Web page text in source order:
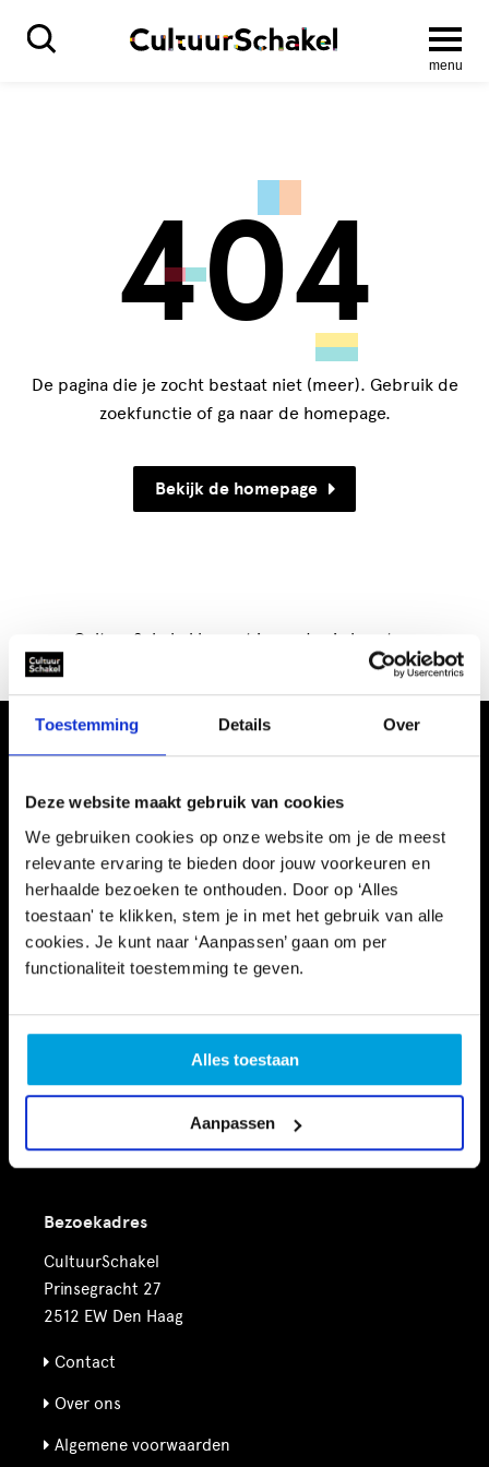
Toestemming Details Over
Deze website maakt gebruik van cookies
We gebruiken cookies op onze website om je de meest
relevante ervaring te bieden door jouw voorkeuren en
herhaalde bezoeken te onthouden. Door op ‘Alles
toestaan' te klikken, stem je in met het gebruik van alle
cookies. Je kunt naar ‘Aanpassen’ gaan om per
functionaliteit toestemming te geven.
Alles toestaan
Aanpassen
menu
404
De pagina die je zocht bestaat niet (meer). Gebruik de
zoekfunctie of ga naar de homepage.
Bekijk de homepage
CultuurSchakel brengt je verder in kunst en
Informatie
Kennisbank
Schooltijd
Nieuws
Bezoekadres
CultuurSchakel
Prinsegracht 27
2512 EW Den Haag
Contact
Over ons
Algemene voorwaarden